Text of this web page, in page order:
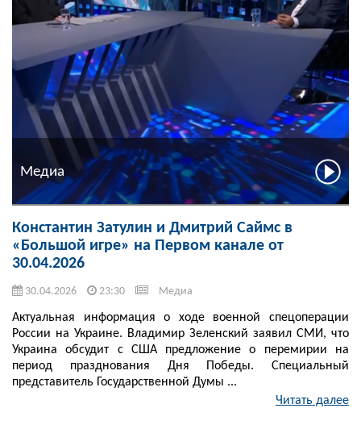
Медиа
Константин Затулин и Дмитрий Саймс в
«Большой игре» на Первом канале от
30.04.2026
30.04.2026 23:30 Медиа
Актуальная информация о ходе военной спецоперации
России на Украине. Владимир Зеленский заявил СМИ, что
Украина обсудит с США предложение о перемирии на
период празднования Дня Победы. Специальный
представитель Государственной Думы ...
Читать далее